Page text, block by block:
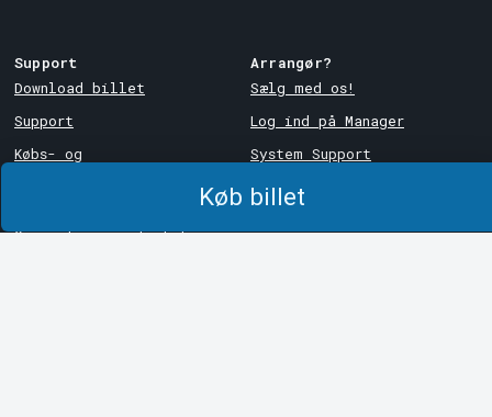
Køb billet
Download billet
leveringsbetingelser
Sælg med os!